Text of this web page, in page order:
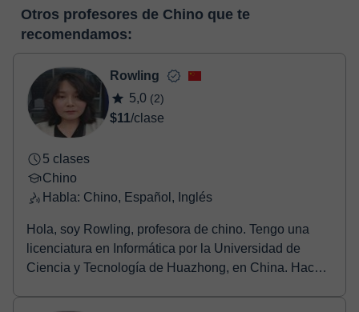
pizarra virtual o el editor de textos a tiempo real. En el siguiente
enlace puedes ver una demo del aula y conocerla:
virtual
horas, podrás realizar el pago mediante nuestro TPV virtual.
Tienes dos opciones para efectuar el pago:
- Tarjeta de crédito.
- Paypal.
Una vez realices el pago de la clase, recibirás un email de
confirmación de la reserva.
Otros profesores de Chino que te
recomendamos:
Rowling
5,0 (2)
$11/clase
5 clases
Chino
Habla: Chino, Español, Inglés
Hola, soy Rowling, profesora de chino. Tengo una
licenciatura en Informática por la Universidad de
Ciencia y Tecnología de Huazhong, en China. Hace